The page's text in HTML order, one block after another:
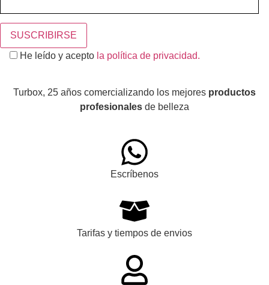
He leído y acepto la política de privacidad.
Turbox, 25 años comercializando los mejores productos
profesionales de belleza
Escríbenos
Tarifas y tiempos de envios